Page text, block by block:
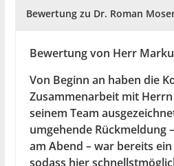
Bewertung zu Dr. Roman
Bewertung von Herr
Von Beginn an haben die
Zusammenarbeit mit
seinem Team
umgehende Rückmeldung
am Abend – war bereits
sodass hier